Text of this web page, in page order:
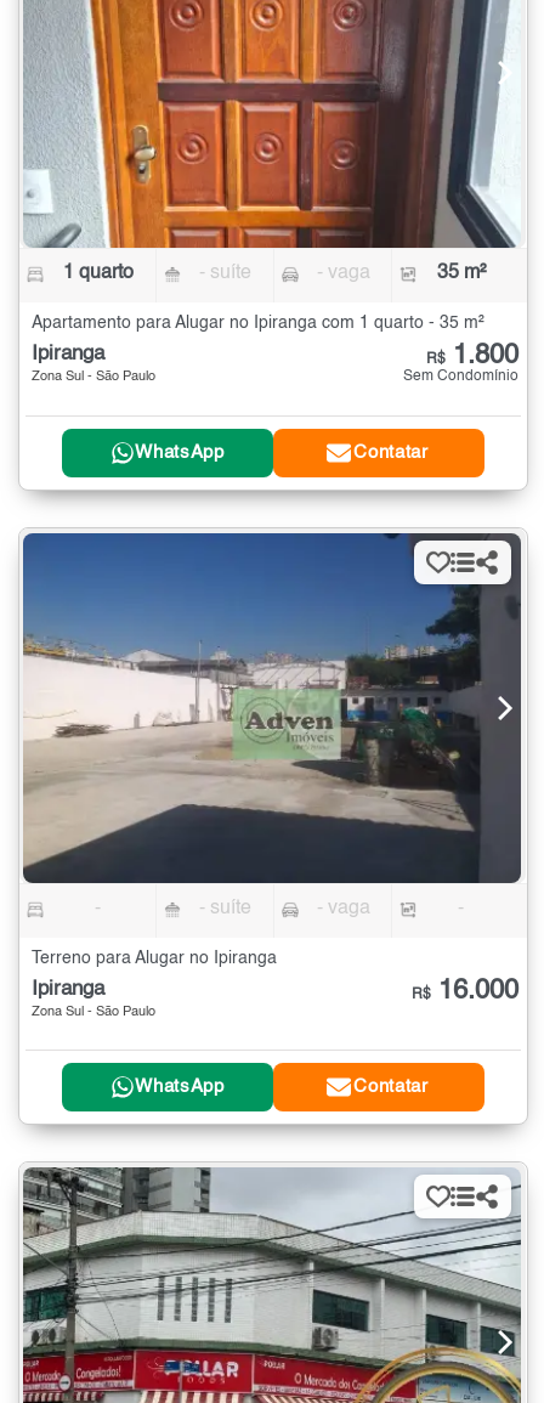
1 quarto - suíte - vaga 35 m²
Apartamento para Alugar no Ipiranga com 1 quarto - 35 m²
Ipiranga
Zona Sul - São Paulo
R$ 1.800
Sem Condomínio
WhatsApp Contatar
- - suíte - vaga -
Terreno para Alugar no Ipiranga
Ipiranga
Zona Sul - São Paulo
R$ 16.000
WhatsApp Contatar